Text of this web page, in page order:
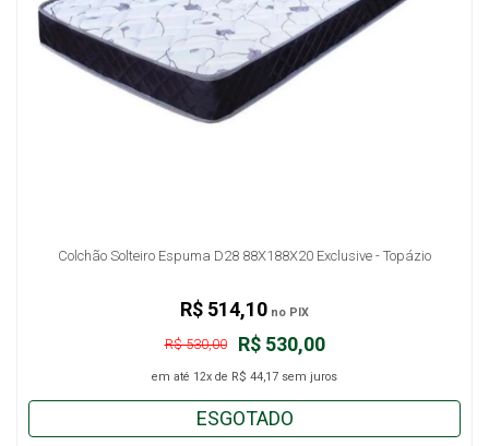
Colchão Solteiro Espuma D28 88X188X20 Exclusive - Topázio
R$ 530,00
R$ 530,00
em até 12x de R$ 44,17 sem juros
R$ 514,10 no PIX
ESGOTADO